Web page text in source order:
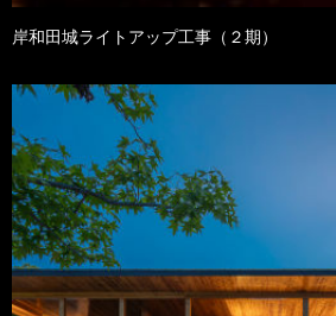
岸和田城ライトアップ工事（２期）